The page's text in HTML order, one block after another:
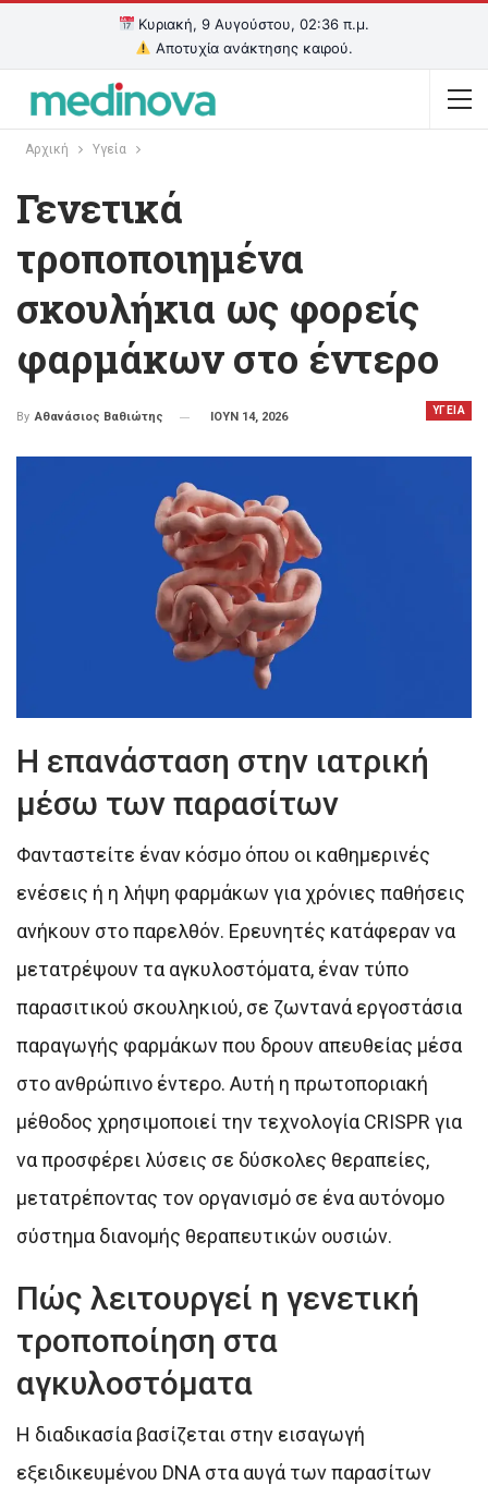
Κυριακή, 9 Αυγούστου, 02:36 π.μ.
Αποτυχία ανάκτησης καιρού.
Αρχική Υγεία
Γενετικά
τροποποιημένα
σκουλήκια ως φορείς
φαρμάκων στο έντερο
ΥΓΕΙΑ
By Αθανάσιος Βαθιώτης ΙΟΥΝ 14, 2026
Η επανάσταση στην ιατρική
μέσω των παρασίτων
Φανταστείτε έναν κόσμο όπου οι καθημερινές
ενέσεις ή η λήψη φαρμάκων για χρόνιες παθήσεις
ανήκουν στο παρελθόν. Ερευνητές κατάφεραν να
μετατρέψουν τα αγκυλοστόματα, έναν τύπο
παρασιτικού σκουληκιού, σε ζωντανά εργοστάσια
παραγωγής φαρμάκων που δρουν απευθείας μέσα
στο ανθρώπινο έντερο. Αυτή η πρωτοποριακή
μέθοδος χρησιμοποιεί την τεχνολογία CRISPR για
να προσφέρει λύσεις σε δύσκολες θεραπείες,
μετατρέποντας τον οργανισμό σε ένα αυτόνομο
σύστημα διανομής θεραπευτικών ουσιών.
Πώς λειτουργεί η γενετική
τροποποίηση στα
αγκυλοστόματα
Η διαδικασία βασίζεται στην εισαγωγή
εξειδικευμένου DNA στα αυγά των παρασίτων